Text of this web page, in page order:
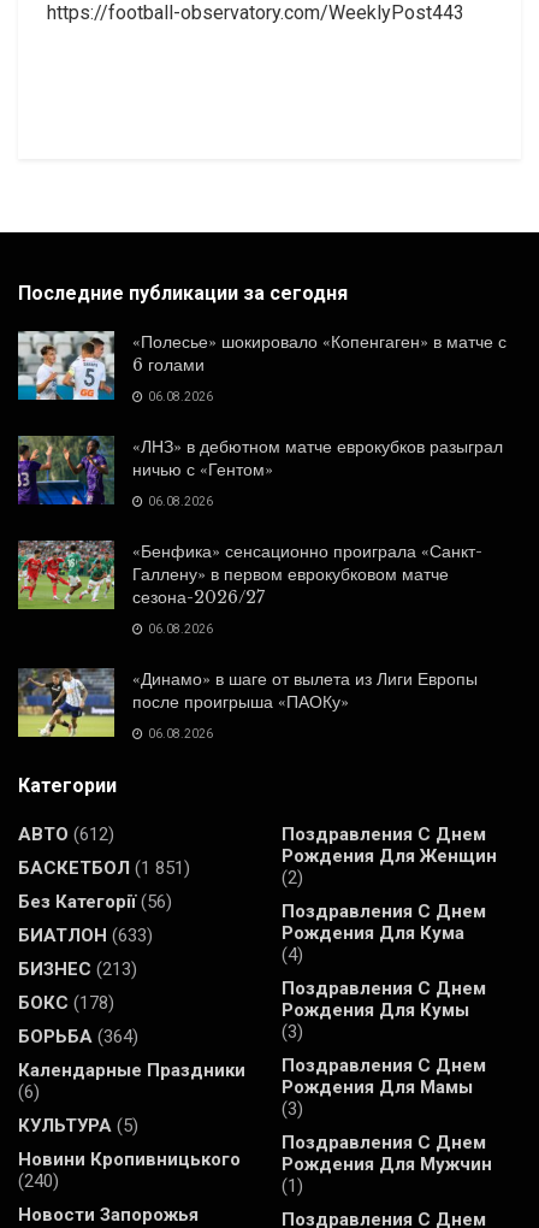
https://football-observatory.com/WeeklyPost443
Последние публикации за сегодня
«Полесье» шокировало «Копенгаген» в матче с
6 голами
06.08.2026
«ЛНЗ» в дебютном матче еврокубков разыграл
ничью с «Гентом»
06.08.2026
«Бенфика» сенсационно проиграла «Санкт-
Галлену» в первом еврокубковом матче
сезона-2026/27
06.08.2026
«Динамо» в шаге от вылета из Лиги Европы
после проигрыша «ПАОКу»
06.08.2026
Категории
АВТО (612)
БАСКЕТБОЛ (1 851)
Без Категорії(56)
БИАТЛОН (633)
БИЗНЕС (213)
БОКС (178)
БОРЬБА (364)
Календарные Праздники
(6)
КУЛЬТУРА (5)
Новини Кропивницького
(240)
Новости Запорожья
Поздравления С Днем
Рождения Для Женщин
(2)
Поздравления С Днем
Рождения Для Кума
(4)
Поздравления С Днем
Рождения Для Кумы
(3)
Поздравления С Днем
Рождения Для Мамы
(3)
Поздравления С Днем
Рождения Для Мужчин
(1)
Поздравления С Днем